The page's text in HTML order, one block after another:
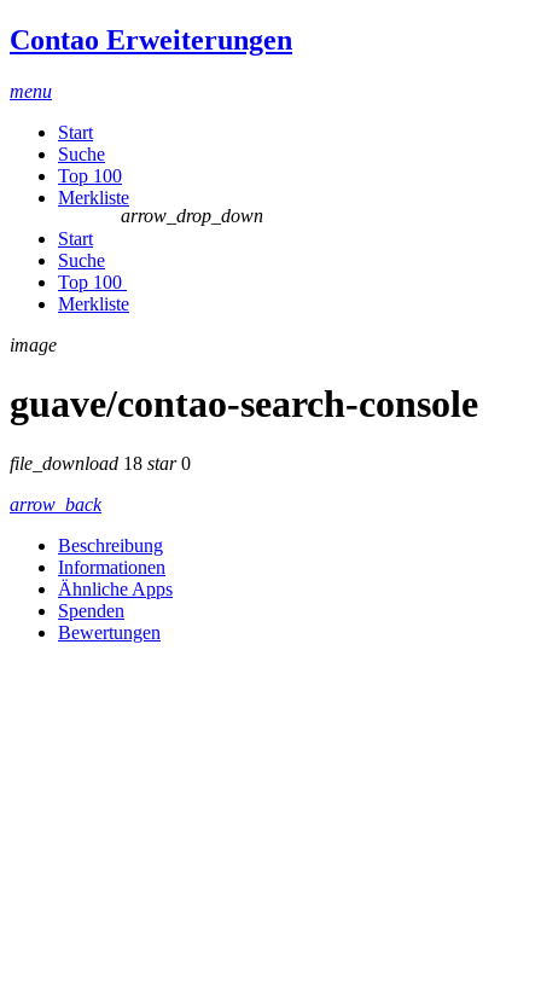
Contao Erweiterungen
menu
Start
Suche
Top 100
Merkliste
Start
Suche
Top 100
arrow_drop_down
Merkliste
image
guave/contao-search-console
file_download 18 star0
arrow_back
Beschreibung
Informationen
Ähnliche Apps
Spenden
Bewertungen